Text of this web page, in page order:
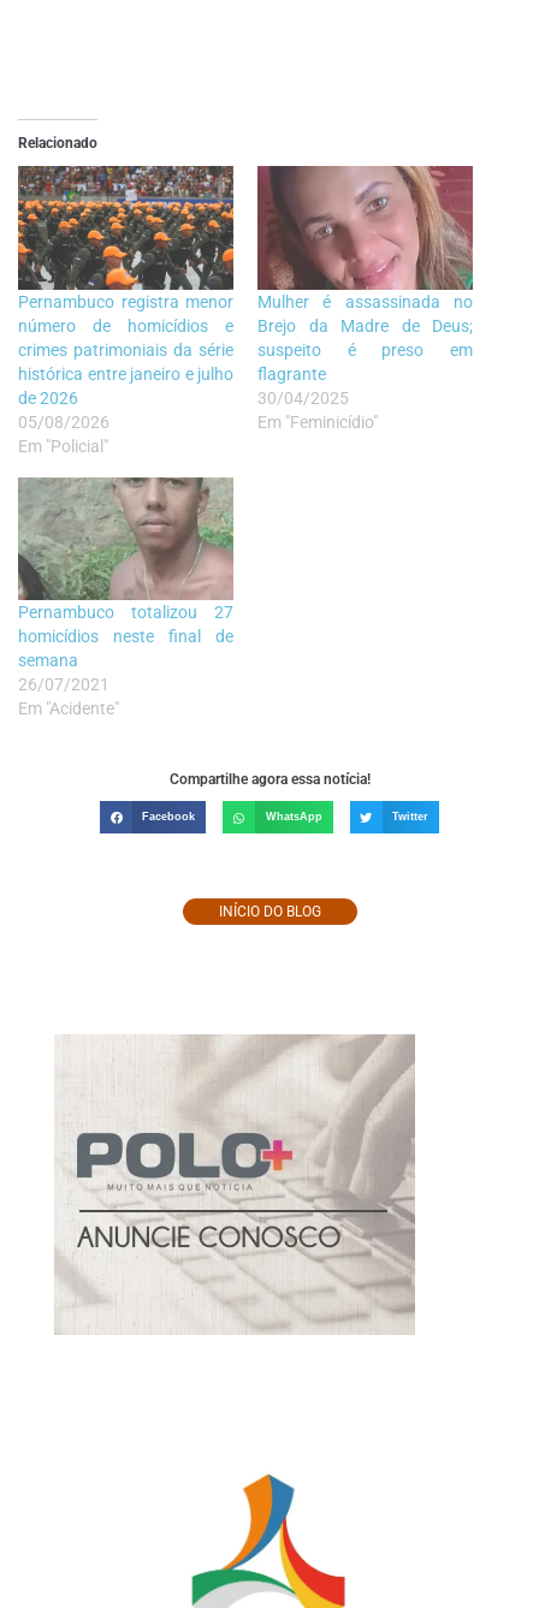
Relacionado
Pernambuco registra menor
número de homicídios e
crimes patrimoniais da série
histórica entre janeiro e julho
de 2026
05/08/2026
Em "Policial"
Mulher é assassinada no
Brejo da Madre de Deus;
suspeito é preso em
flagrante
30/04/2025
Em "Feminicídio"
Pernambuco totalizou 27
homicídios neste final de
semana
26/07/2021
Em "Acidente"
Compartilhe agora essa notícia!
Facebook WhatsApp Twitter
INÍCIO DO BLOG